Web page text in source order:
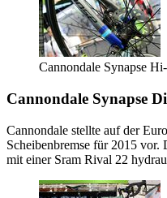
Cannondale Synapse
Cannondale Synapse
Cannondale stellte auf der
Scheibenbremse für 2015
mit einer Sram Rival 22